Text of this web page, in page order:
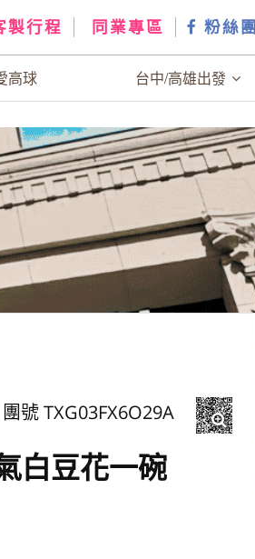
製行程 同業專區 粉絲團
高球 台中/高雄出發
團號 TXG03FX6O29A
白豆花一碗